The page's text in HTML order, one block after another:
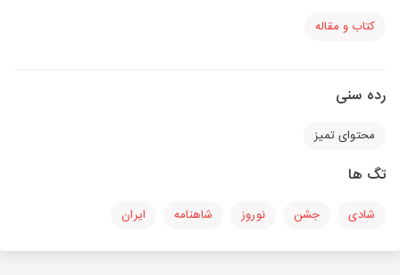
کتاب و مقاله
رده سنی
محتوای تمیز
تگ ها
شادی جشن نوروز شاهنامه ایران